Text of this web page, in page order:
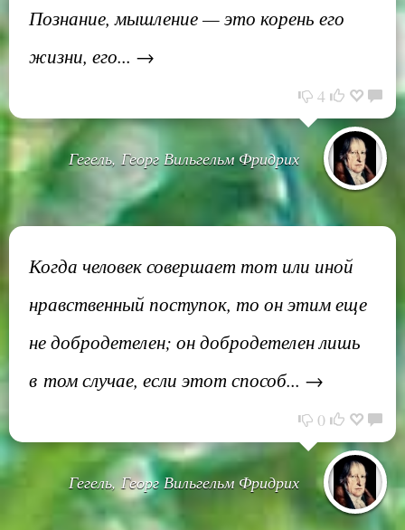
Познание, мышление — это корень его
жизни, его... →
4
Гегель, Георг Вильгельм Фридрих
Когда человек совершает тот или иной
нравственный поступок, то он этим еще
не добродетелен; он добродетелен лишь
в том случае, если этот способ... →
0
Гегель, Георг Вильгельм Фридрих